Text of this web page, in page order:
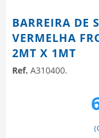
BARREIRA DE
VERMELHA
2MT X 1MT
Ref. A310400.